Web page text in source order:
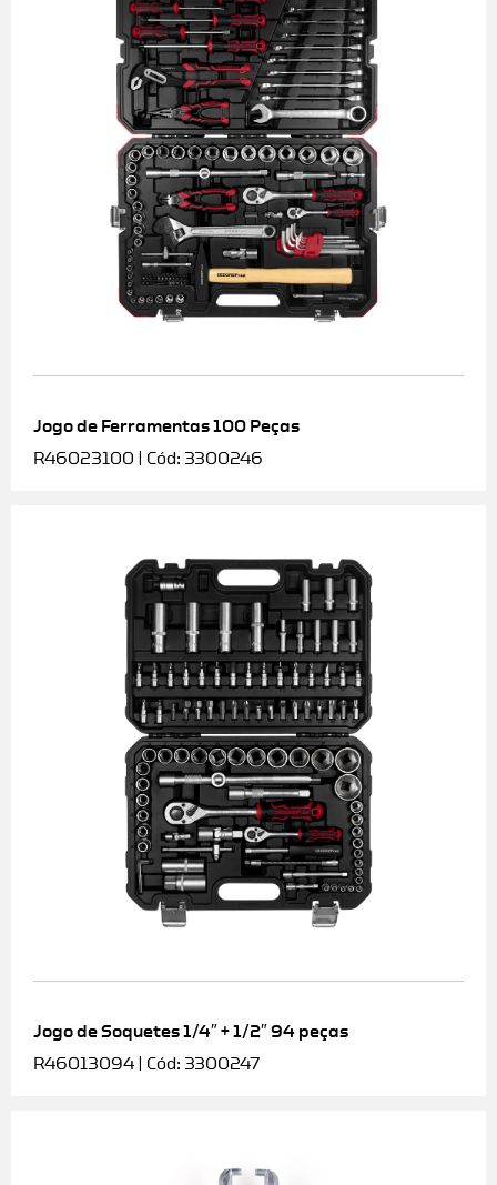
Jogo de Ferramentas 100 Peças
R46023100 | Cód: 3300246
Jogo de Soquetes 1/4″ + 1/2″ 94 peças
R46013094 | Cód: 3300247